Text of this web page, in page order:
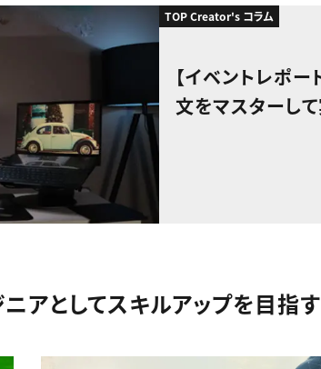
TOP Creator's コラム
【イベントレポ
文をマスターし
アとしてスキルアップを目指す